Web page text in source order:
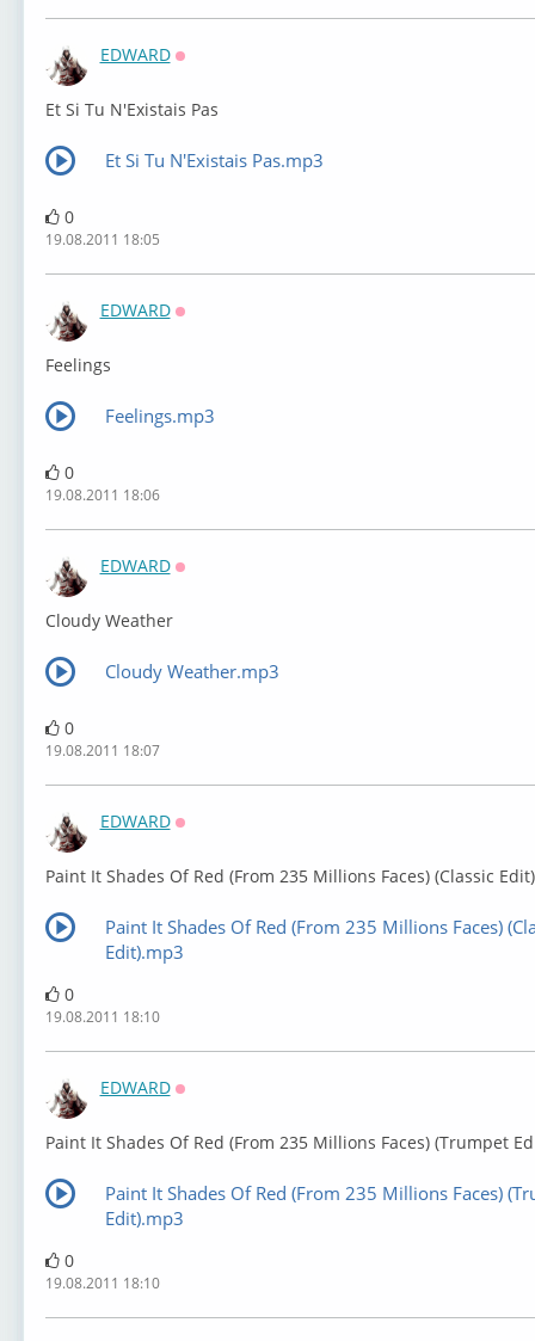
EDWARD
Et Si Tu N'Existais Pas
Et Si Tu N'Existais Pas.mp3
0
19.08.2011 18:05
EDWARD
Feelings
Feelings.mp3
0
19.08.2011 18:06
EDWARD
Cloudy Weather
Cloudy Weather.mp3
0
19.08.2011 18:07
EDWARD
Paint It Shades Of Red (From 235 Millions Faces) (Classic Edit)
Paint It Shades Of Red (From 235 Millions Faces)
Edit).mp3
0
19.08.2011 18:10
EDWARD
Paint It Shades Of Red (From 235 Millions Faces) (Trumpet
Paint It Shades Of Red (From 235 Millions Faces)
Edit).mp3
0
19.08.2011 18:10